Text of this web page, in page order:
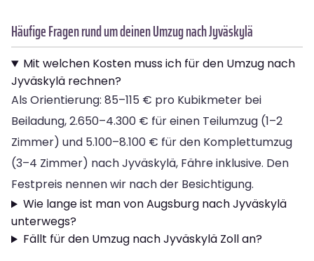
Häufige Fragen rund um deinen Umzug nach Jyväskylä
Mit welchen Kosten muss ich für den Umzug nach
Jyväskylä rechnen?
Als Orientierung: 85–115 € pro Kubikmeter bei
Beiladung, 2.650–4.300 € für einen Teilumzug (1–2
Zimmer) und 5.100–8.100 € für den Komplettumzug
(3–4 Zimmer) nach Jyväskylä, Fähre inklusive. Den
Festpreis nennen wir nach der Besichtigung.
Wie lange ist man von Augsburg nach Jyväskylä
unterwegs?
Fällt für den Umzug nach Jyväskylä Zoll an?